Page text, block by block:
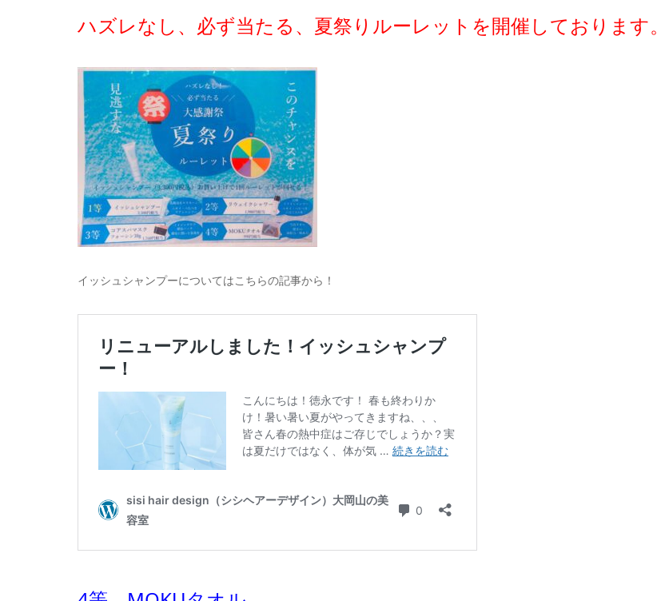
ハズレなし、必ず当たる、夏祭りルーレットを開催しております。
イッシュシャンプーについてはこちらの記事から！